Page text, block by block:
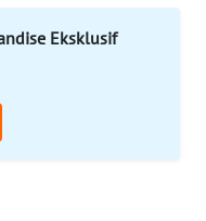
Eksklusif